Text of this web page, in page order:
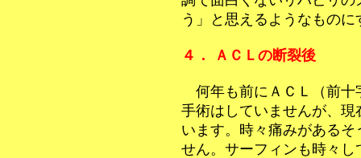
う」と思えるようなもの
４． ＡＣＬの断裂後
何年も前にＡＣＬ（前十
手術はしていませんが、
います。時々痛みがある
せん。サーフィンも時々